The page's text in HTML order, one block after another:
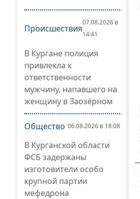
Происшествия
07.08.2026 в
14:41
В Кургане полиция
привлекла к
ответственности
мужчину, напавшего на
женщину в Заозёрном
Общество 06.08.2026 в 18:08
В Курганской области
ФСБ задержаны
изготовители особо
крупной партии
мефедрона